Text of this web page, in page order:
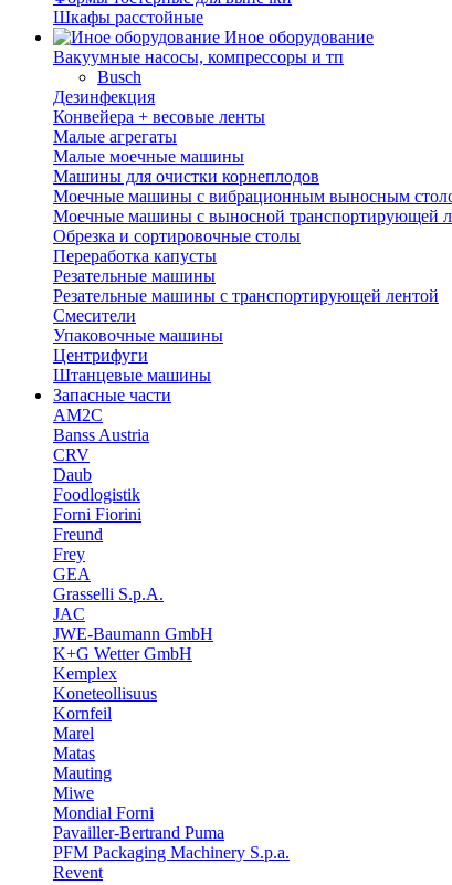
Шкафы расстойные
Иное оборудование
Вакуумные насосы, компрессоры и тп
Busch
Дезинфекция
Конвейера + весовые ленты
Малые агрегаты
Малые моечные машины
Машины для очистки корнеплодов
Моечные машины с вибрационным выносным
Моечные машины с выносной транспортирующей
Обрезка и сортировочные столы
Переработка капусты
Резательные машины
Резательные машины с транспортирующей лентой
Смесители
Упаковочные машины
Центрифуги
Штанцевые машины
Запасные части
AM2C
Banss Austria
CRV
Daub
Foodlogistik
Forni Fiorini
Freund
Frey
GEA
Grasselli S.p.A.
JAC
JWE-Baumann GmbH
K+G Wetter GmbH
Kemplex
Koneteollisuus
Kornfeil
Marel
Matas
Mauting
Miwe
Mondial Forni
Pavailler-Bertrand Puma
PFM Packaging Machinery S.p.a.
Revent